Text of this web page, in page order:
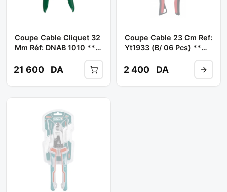
Coupe Cable Cliquet 32
Mm Réf: DNAB 1010 **
21 600 DA
Coupe Cable 23 Cm Ref:
Yt1933 (b/ 06 Pcs) **
2 400 DA